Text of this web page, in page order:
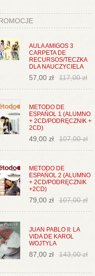
AULA AMIGOS 3
CARPETA DE
RECURSOS/TECZKA
DLA NAUCZYCIELA
57,00 zł 117,00 zł
METODO DE
ESPAŃOL 1 (ALUMNO
+ 2CD/PODRĘCZNIK +
2CD)
49,00 zł 107,00 zł
METODO DE
ESPAŃOL 2 (ALUMNO
+ 2CD/PODRĘCZNIK
+2CD)
79,00 zł 107,00 zł
JUAN PABLO II: LA
VIDA DE KAROL
WOJTYLA
87,00 zł 143,00 zł